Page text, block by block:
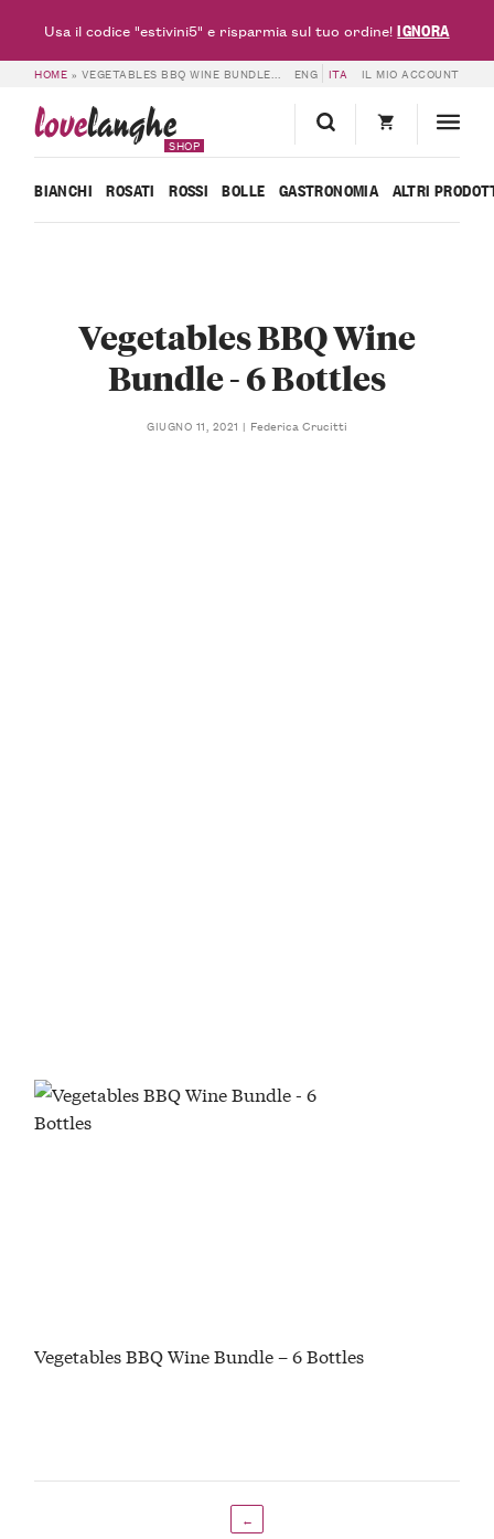
HOME » VEGETABLES BBQ WINE BUNDLE – 6 BOTTLES ENG ITA IL MIO ACCOUNT
lovelanghe
SHOP
BIANCHI ROSATI ROSSI BOLLE GASTRONOMIA ALTRI
Vegetables BBQ Wine
Bundle - 6 Bottles
GIUGNO 11, 2021 Federica Crucitti
Vegetables BBQ Wine Bundle – 6 Bottles
←
Usa il codice "estivini5" e risparmia sul tuo ordine!IGNORA